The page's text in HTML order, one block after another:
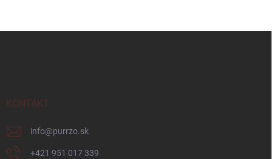
KONTAKT
info@purrzo.sk
‭+421 951 017 339‬